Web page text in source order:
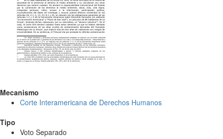
Mecanismo
Corte Interamericana de Derechos Humanos
Tipo
Voto Separado